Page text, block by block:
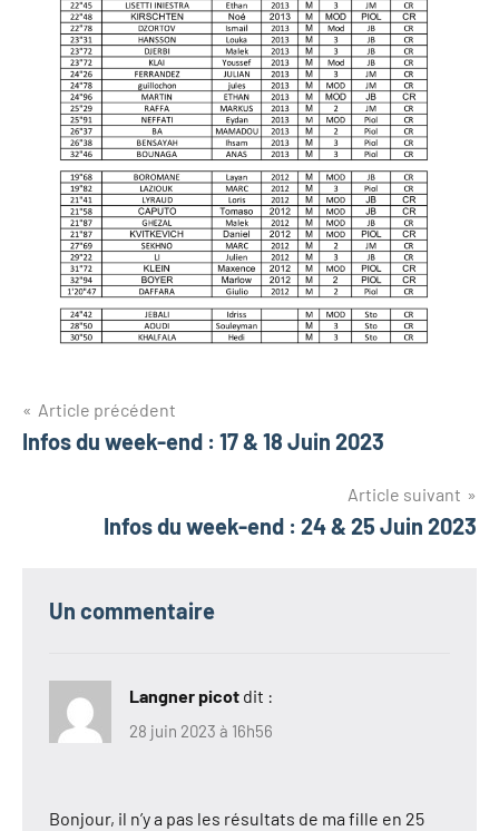
Navigation
de
Article précédent
Infos du week-end : 17 & 18 Juin 2023
Article suivant
Infos du week-end : 24 & 25 Juin 2023
Un commentaire
Langner picot dit :
28 juin 2023 à 16h56
Bonjour, il n’y a pas les résultats de ma fille en 25